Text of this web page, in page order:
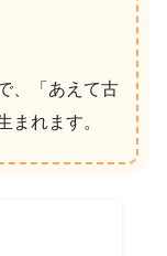
、「あえて古
まれます。